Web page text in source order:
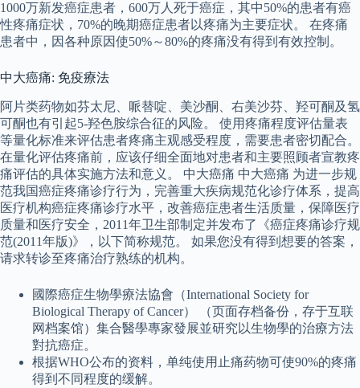
1000万新发癌症患者，600万人死于癌症，其中50%的患者有癌
性疼痛症状，70%的晚期癌症患者以疼痛为主要症状。 在疼痛
患者中，因各种原因使50%～80%的疼痛没有得到有效控制。
中大癌痛: 免疫療法
阿片类药物如芬太尼、哌替啶、美沙酮、右美沙芬、羟可酮及氢
可酮也有引起5-羟色胺综合征的风险。 使用疼痛程度评估量表
等量化标准来评估患者疼痛主观感受程度，需要患者密切配合。
在量化评估疼痛前，应该仔细全面地对患者和主要照顾者宣教疼
痛评估的具体实施方法和意义。 中大癌痛 中大癌痛 为进一步规
范我国癌症疼痛诊疗行为，完善重大疾病规范化诊疗体系，提高
医疗机构癌症疼痛诊疗水平，改善癌症患者生活质量，保障医疗
质量和医疗安全，2011年卫生部制定并发布了《癌症疼痛诊疗规
范(2011年版)》，以下简称规范。 如果您没有得到想要的答案，
请求转诊至疼痛治疗熟练的机构。
國際癌症生物學療法協會（International Society for
Biological Therapy of Cancer） （页面存档备份，存于互联
网档案馆）集合醫學專家發展並研究以生物學的治療方法
對抗癌症。
根据WHO公布的资料，单纯使用止痛药物可使90%的疼痛
得到不同程度的缓解。